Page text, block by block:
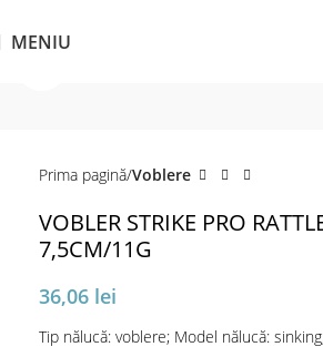
MENIU
Prima pagină Voblere
VOBLER STRIKE PRO
7,5CM/11G
36,06 lei
Tip nălucă: voblere; Model nălucă: